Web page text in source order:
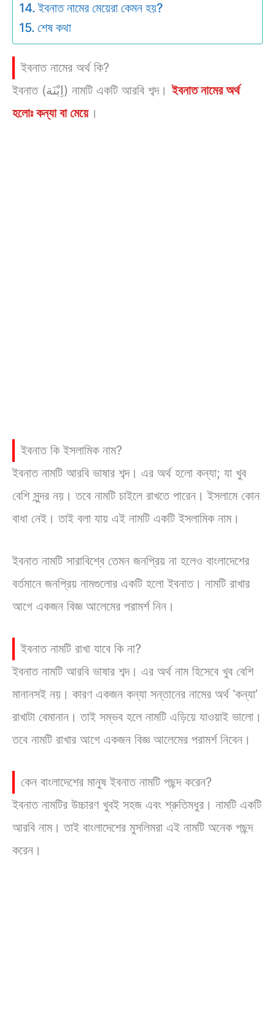
ইবনাত নামের মেয়েরা কেমন হয়?
শেষ কথা
ইবনাত নামের অর্থ কি?
ইবনাত (اِبْنَة) নামটি একটি আরবি শব্দ। ইবনাত নামের অর্থ
হলোঃ কন্যা বা মেয়ে ।
ইবনাত কি ইসলামিক নাম?
ইবনাত নামটি আরবি ভাষার শব্দ। এর অর্থ হলো কন্যা; যা খুব
বেশি সুন্দর নয়। তবে নামটি চাইলে রাখতে পারেন। ইসলামে কোন
বাধা নেই। তাই বলা যায় এই নামটি একটি ইসলামিক নাম।
ইবনাত নামটি সারাবিশ্বে তেমন জনপ্রিয় না হলেও বাংলাদেশের
বর্তমানে জনপ্রিয় নামগুলোর একটি হলো ইবনাত। নামটি রাখার
আগে একজন বিজ্ঞ আলেমের পরামর্শ নিন।
ইবনাত নামটি রাখা যাবে কি না?
ইবনাত নামটি আরবি ভাষার শব্দ। এর অর্থ নাম হিসেবে খুব বেশি
মানানসই নয়। কারণ একজন কন্যা সন্তানের নামের অর্থ ‘কন্যা’
রাখাটা বেমানান। তাই সম্ভব হলে নামটি এড়িয়ে যাওয়াই ভালো।
তবে নামটি রাখার আগে একজন বিজ্ঞ আলেমের পরামর্শ নিবেন।
কেন বাংলাদেশের মানুষ ইবনাত নামটি পছন্দ করেন?
ইবনাত নামটির উচ্চারণ খুবই সহজ এবং শ্রুতিমধুর। নামটি একটি
আরবি নাম। তাই বাংলাদেশের মুসলিমরা এই নামটি অনেক পছন্দ
করেন।